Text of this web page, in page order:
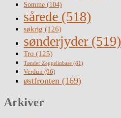
Somme (104)
sårede (518)
søkrig (126)
sønderjyder (519)
Tro (125)
Tønder Zeppelinbase (81)
Verdun (96)
østfronten (169)
Arkiver